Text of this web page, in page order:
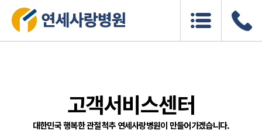
고객서비스센터
대한민국 행복한 관절척추 연세사랑병원이 만들어가겠습니다.